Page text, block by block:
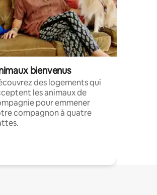
bienvenus
des logements qui
les animaux de
pour emmener
compagnon à quatre